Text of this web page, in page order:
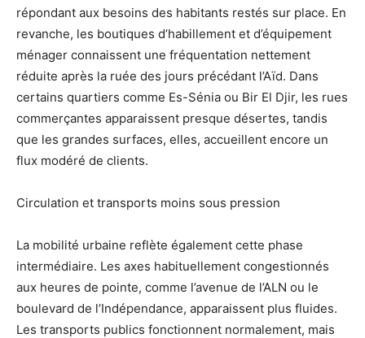
répondant aux besoins des habitants restés sur place. En
revanche, les boutiques d’habillement et d’équipement
ménager connaissent une fréquentation nettement
réduite après la ruée des jours précédant l’Aïd. Dans
certains quartiers comme Es-Sénia ou Bir El Djir, les rues
commerçantes apparaissent presque désertes, tandis
que les grandes surfaces, elles, accueillent encore un
flux modéré de clients.
Circulation et transports moins sous pression
La mobilité urbaine reflète également cette phase
intermédiaire. Les axes habituellement congestionnés
aux heures de pointe, comme l’avenue de l’ALN ou le
boulevard de l’Indépendance, apparaissent plus fluides.
Les transports publics fonctionnent normalement, mais